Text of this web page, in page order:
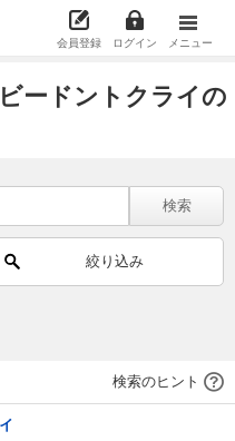
会員登録 ログイン メニュー
ードントクライの
検索
絞り込み
検索のヒント